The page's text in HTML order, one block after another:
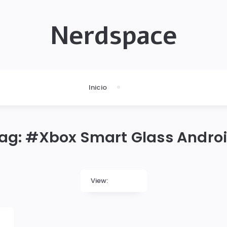
Nerdspace
Inicio
#Xbox Smart Glass
View: